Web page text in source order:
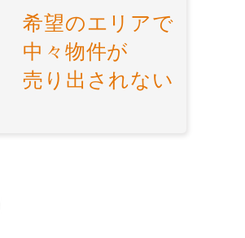
希望のエリアで
中々物件が
売り出されない